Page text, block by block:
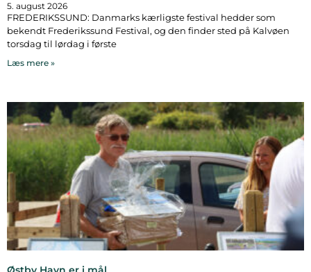
5. august 2026
FREDERIKSSUND: Danmarks kærligste festival hedder som
bekendt Frederikssund Festival, og den finder sted på Kalvøen
torsdag til lørdag i første
Læs mere »